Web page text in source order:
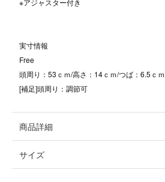
※アジャスター付き
実寸情報
Free
頭周り：53ｃｍ/高さ：14ｃｍ/つば：6.5ｃｍ
[補足]頭周り：調節可
商品詳細
サイズ